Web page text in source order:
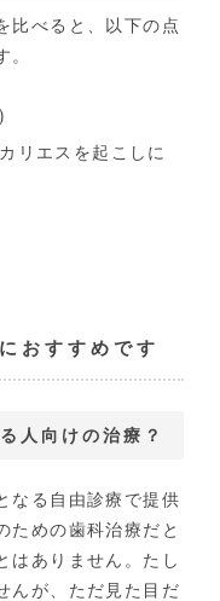
比べると、以下の点
リエスを起こしに
おすすめです
人向けの治療？
なる自由診療で提供
ための歯科治療だと
はありません。たし
んが、ただ見た目だ